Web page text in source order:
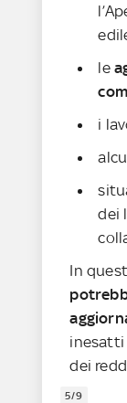
le
i
dei
In
inesatti
dei
5/9